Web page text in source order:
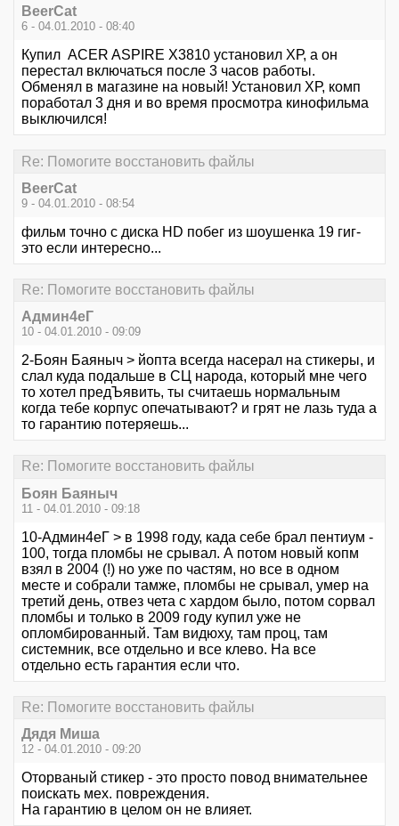
BeerCat
6 - 04.01.2010 - 08:40
Купил ACER ASPIRE X3810 установил ХР, а он
перестал включаться после 3 часов работы.
Обменял в магазине на новый! Установил ХР, комп
поработал 3 дня и во время просмотра кинофильма
выключился!
Re: Помогите восстановить файлы
BeerCat
9 - 04.01.2010 - 08:54
фильм точно с диска HD побег из шоушенка 19 гиг-
это если интересно...
Re: Помогите восстановить файлы
Aдмин4еГ
10 - 04.01.2010 - 09:09
2-Боян Баяныч > йопта всегда насерал на стикеры, и
слал куда подальше в СЦ народа, который мне чего
то хотел предЪявить, ты считаешь нормальным
когда тебе корпус опечатывают? и грят не лазь туда а
то гарантию потеряешь...
Re: Помогите восстановить файлы
Боян Баяныч
11 - 04.01.2010 - 09:18
10-Aдмин4еГ > в 1998 году, када себе брал пентиум -
100, тогда пломбы не срывал. А потом новый копм
взял в 2004 (!) но уже по частям, но все в одном
месте и собрали тамже, пломбы не срывал, умер на
третий день, отвез чета с хардом было, потом сорвал
пломбы и только в 2009 году купил уже не
опломбированный. Там видюху, там проц, там
системник, все отдельно и все клево. На все
отдельно есть гарантия если что.
Re: Помогите восстановить файлы
Дядя Миша
12 - 04.01.2010 - 09:20
Оторваный стикер - это просто повод внимательнее
поискать мех. повреждения.
На гарантию в целом он не влияет.